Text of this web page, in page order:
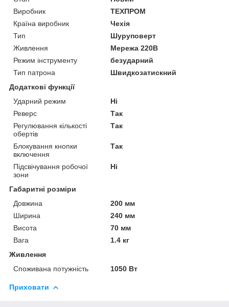
Виробник
ТЕХПРОМ
Країна виробник
Чехія
Тип
Шуруповерт
Живлення
Мережа 220В
Режим інструменту
безударний
Тип патрона
Швидкозатискний
Додаткові функції
Ударний режим
Ні
Реверс
Так
Регулювання кількості
обертів
Так
Блокування кнопки
включення
Так
Підсвічування робочої
зони
Ні
Габаритні розміри
Довжина
200 мм
Ширина
240 мм
Висота
70 мм
Вага
1.4 кг
Живлення
Споживана потужність
1050 Вт
Приховати